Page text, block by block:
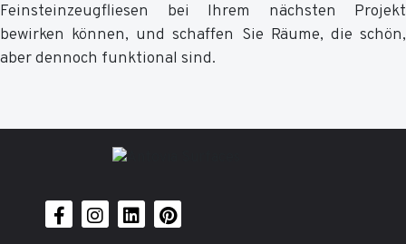
Feinsteinzeugfliesen bei Ihrem nächsten Projekt
bewirken können, und schaffen Sie Räume, die schön,
aber dennoch funktional sind.